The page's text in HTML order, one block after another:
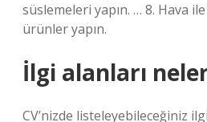
süslemeleri yapın. … 8. Hava
ürünler yapın.
İlgi alanları
CV’nizde listeleyebileceğiniz